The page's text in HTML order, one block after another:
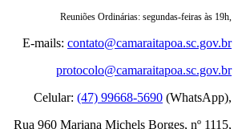
Reuniões Ordinárias: segundas-feiras às 19h,
E-mails: contato@camaraitapoa.sc.gov.br
protocolo@camaraitapoa.sc.gov.br
Celular: (47) 99668-5690 (WhatsApp),
Rua 960 Mariana Michels Borges, nº 1115,